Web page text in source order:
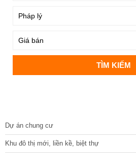
Dự án chung cư
Khu đô thị mới, liền kề, biệt thự